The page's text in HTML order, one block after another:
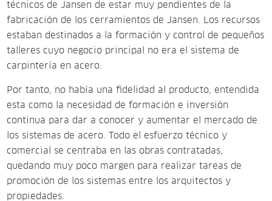
técnicos de Jansen de estar muy pendientes de la
fabricación de los cerramientos de Jansen. Los recursos
estaban destinados a la formación y control de pequeños
talleres cuyo negocio principal no era el sistema de
carpintería en acero.
Por tanto, no había una fidelidad al producto, entendida
esta como la necesidad de formación e inversión
continua para dar a conocer y aumentar el mercado de
los sistemas de acero. Todo el esfuerzo técnico y
comercial se centraba en las obras contratadas,
quedando muy poco margen para realizar tareas de
promoción de los sistemas entre los arquitectos y
propiedades.